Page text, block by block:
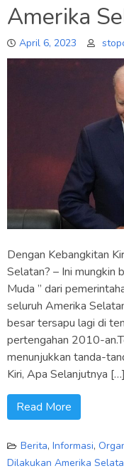
Amerika
April 6, 2023
Dengan Kebangkitan
Selatan? – Ini mungkin
Muda ” dari
seluruh Amerika
besar tersapu lagi di
pertengahan 2010-
menunjukkan tanda-
Kiri, Apa Selanjutnya […]
Read More
Berita, Informasi,
Dilakukan Amerika